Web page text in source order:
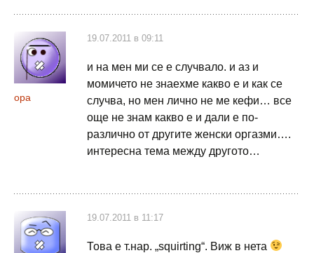
opa
19.07.2011 в 09:11
и на мен ми се е случвало. и аз и
момичето не знаехме какво е и как се
случва, но мен лично не ме кефи… все
още не знам какво е и дали е по-
различно от другите женски оргазми….
интересна тема между другото…
19.07.2011 в 11:17
Това е т.нар. „squirting“. Виж в нета